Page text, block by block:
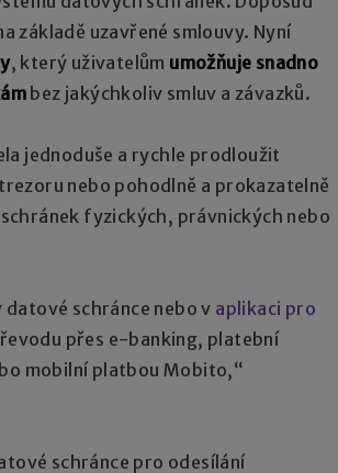
základě uzavřené smlouvy. Nyní
, který uživatelům umožňuje snadno
bez jakýchkoliv smluv a závazků.
jednoduše a rychle prodloužit
nebo pohodlně a prokazatelně
fyzických, právnických nebo
schránce nebo v aplikaci pro
přes e-banking, platební
mobilní platbou Mobito,“
schránce pro odesílání